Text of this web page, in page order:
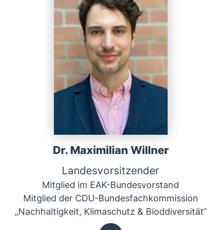
Dr. Maximilian Willner
Landesvorsitzender
Mitglied im EAK-Bundesvorstand
Mitglied der CDU-Bundesfachkommission
„Nachhaltigkeit, Klimaschutz & Bioddiversität“